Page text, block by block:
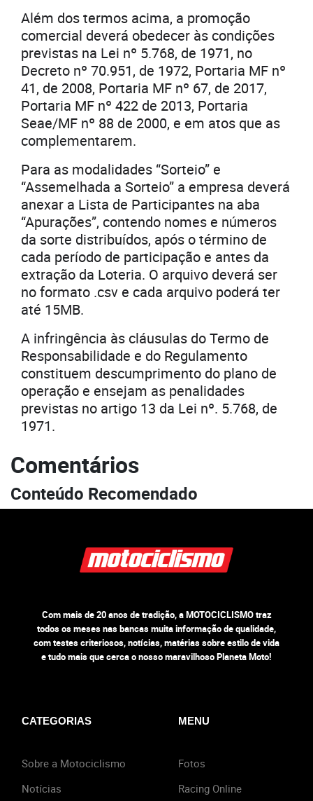
Além dos termos acima, a promoção
comercial deverá obedecer às condições
previstas na Lei nº 5.768, de 1971, no
Decreto nº 70.951, de 1972, Portaria MF nº
41, de 2008, Portaria MF nº 67, de 2017,
Portaria MF nº 422 de 2013, Portaria
Seae/MF nº 88 de 2000, e em atos que as
complementarem.
Para as modalidades “Sorteio” e
“Assemelhada a Sorteio” a empresa deverá
anexar a Lista de Participantes na aba
“Apurações”, contendo nomes e números
da sorte distribuídos, após o término de
cada período de participação e antes da
extração da Loteria. O arquivo deverá ser
no formato .csv e cada arquivo poderá ter
até 15MB.
A infringência às cláusulas do Termo de
Responsabilidade e do Regulamento
constituem descumprimento do plano de
operação e ensejam as penalidades
previstas no artigo 13 da Lei nº. 5.768, de
1971.
Comentários
Conteúdo Recomendado
Com mais de 20 anos de tradição, a MOTOCICLISMO traz
todos os meses nas bancas muita informação de qualidade,
com testes criteriosos, notícias, matérias sobre estilo de vida
e tudo mais que cerca o nosso maravilhoso Planeta Moto!
CATEGORIAS
Sobre a Motociclismo
Notícias
MENU
Fotos
Racing Online